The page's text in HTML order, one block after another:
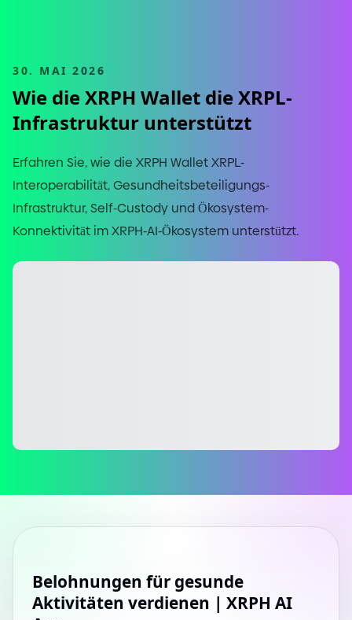
30. MAI 2026
Wie die XRPH Wallet die XRPL-
Infrastruktur unterstützt
Erfahren Sie, wie die XRPH Wallet XRPL-
Interoperabilität, Gesundheitsbeteiligungs-
Infrastruktur, Self-Custody und Ökosystem-
Konnektivität im XRPH-AI-Ökosystem unterstützt.
Belohnungen für gesunde
Aktivitäten verdienen | XRPH AI